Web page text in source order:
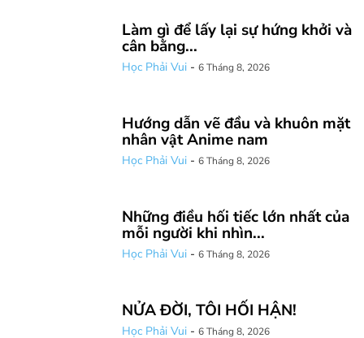
Làm gì để lấy lại sự hứng khởi và
cân bằng...
Học Phải Vui - 6 Tháng 8, 2026
Hướng dẫn vẽ đầu và khuôn mặt
nhân vật Anime nam
Học Phải Vui - 6 Tháng 8, 2026
Những điều hối tiếc lớn nhất của
mỗi người khi nhìn...
Học Phải Vui - 6 Tháng 8, 2026
NỬA ĐỜI, TÔI HỐI HẬN!
Học Phải Vui - 6 Tháng 8, 2026